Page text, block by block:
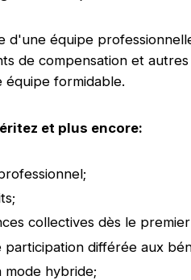
d'une équipe
de compensation et
équipe formidable.
et plus encore:
collectives dès le
participation différée aux
mode hybride;